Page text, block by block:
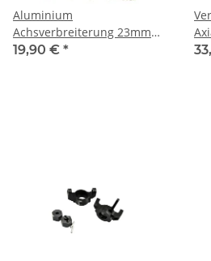
Aluminium
Achsverbreiterung 23mm
für 1:8er
19,90 € *